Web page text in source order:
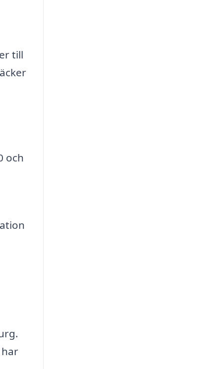
till
och